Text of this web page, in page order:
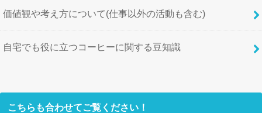
価値観や考え方について(仕事以外の活動も含む)
自宅でも役に立つコーヒーに関する豆知識
こちらも合わせてご覧ください！